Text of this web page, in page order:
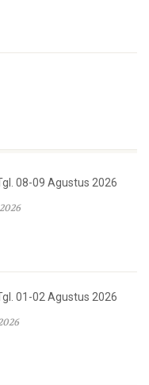
08-09 Agustus 2026
01-02 Agustus 2026